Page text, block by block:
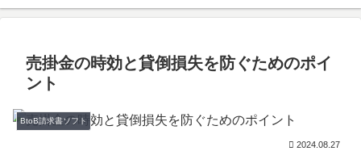
売掛金の時効と貸倒損失を防ぐためのポイ
ント
BtoB請求書ソフト
2024.08.27